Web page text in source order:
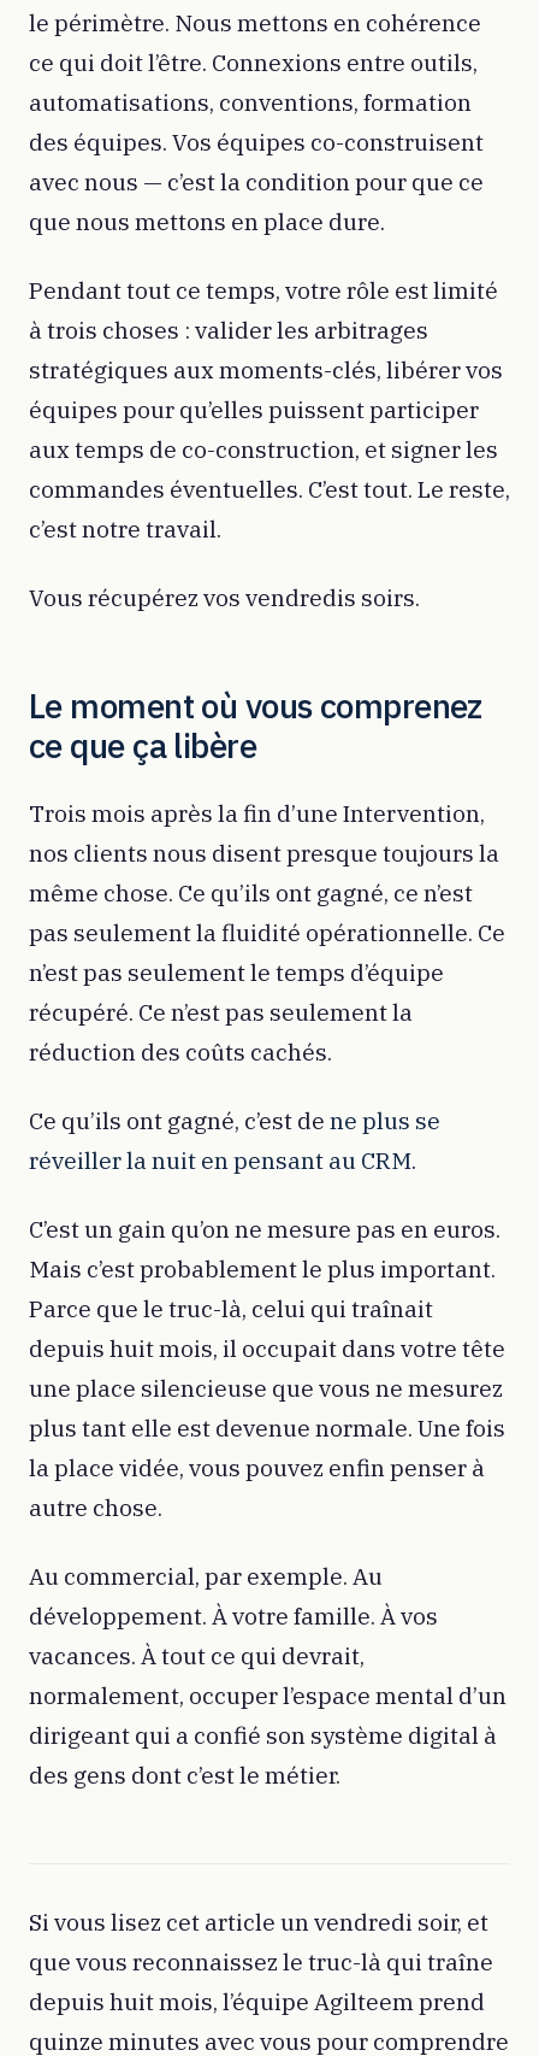
le périmètre. Nous mettons en cohérence
ce qui doit l’être. Connexions entre outils,
automatisations, conventions, formation
des équipes. Vos équipes co-construisent
avec nous — c’est la condition pour que ce
que nous mettons en place dure.
Pendant tout ce temps, votre rôle est limité
à trois choses : valider les arbitrages
stratégiques aux moments-clés, libérer vos
équipes pour qu’elles puissent participer
aux temps de co-construction, et signer les
commandes éventuelles. C’est tout. Le reste,
c’est notre travail.
Vous récupérez vos vendredis soirs.
Le moment où vous comprenez
ce que ça libère
Trois mois après la fin d’une Intervention,
nos clients nous disent presque toujours la
même chose. Ce qu’ils ont gagné, ce n’est
pas seulement la fluidité opérationnelle. Ce
n’est pas seulement le temps d’équipe
récupéré. Ce n’est pas seulement la
réduction des coûts cachés.
Ce qu’ils ont gagné, c’est de ne plus se
réveiller la nuit en pensant au CRM.
C’est un gain qu’on ne mesure pas en euros.
Mais c’est probablement le plus important.
Parce que le truc-là, celui qui traînait
depuis huit mois, il occupait dans votre tête
une place silencieuse que vous ne mesurez
plus tant elle est devenue normale. Une fois
la place vidée, vous pouvez enfin penser à
autre chose.
Au commercial, par exemple. Au
développement. À votre famille. À vos
vacances. À tout ce qui devrait,
normalement, occuper l’espace mental d’un
dirigeant qui a confié son système digital à
des gens dont c’est le métier.
Si vous lisez cet article un vendredi soir, et
que vous reconnaissez le truc-là qui traîne
depuis huit mois, l’équipe Agilteem prend
quinze minutes avec vous pour comprendre